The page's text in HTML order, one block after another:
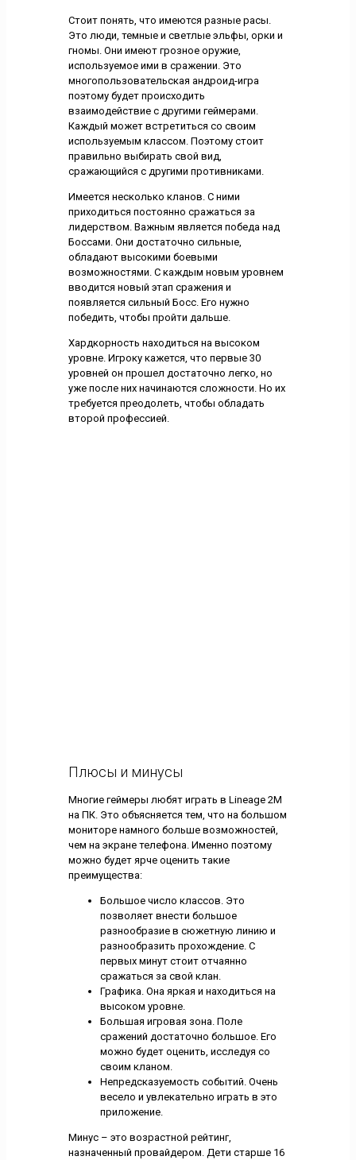
Стоит понять, что имеются разные расы.
Это люди, темные и светлые эльфы, орки и
гномы. Они имеют грозное оружие,
используемое ими в сражении. Это
многопользовательская андроид-игра
поэтому будет происходить
взаимодействие с другими геймерами.
Каждый может встретиться со своим
используемым классом. Поэтому стоит
правильно выбирать свой вид,
сражающийся с другими противниками.
Имеется несколько кланов. С ними
приходиться постоянно сражаться за
лидерством. Важным является победа над
Боссами. Они достаточно сильные,
обладают высокими боевыми
возможностями. С каждым новым уровнем
вводится новый этап сражения и
появляется сильный Босс. Его нужно
победить, чтобы пройти дальше.
Хардкорность находиться на высоком
уровне. Игроку кажется, что первые 30
уровней он прошел достаточно легко, но
уже после них начинаются сложности. Но их
требуется преодолеть, чтобы обладать
второй профессией.
Плюсы и минусы
Многие геймеры любят играть в Lineage 2M
на ПК. Это объясняется тем, что на большом
мониторе намного больше возможностей,
чем на экране телефона. Именно поэтому
можно будет ярче оценить такие
преимущества:
Большое число классов. Это
позволяет внести большое
разнообразие в сюжетную линию и
разнообразить прохождение. С
первых минут стоит отчаянно
сражаться за свой клан.
Графика. Она яркая и находиться на
высоком уровне.
Большая игровая зона. Поле
сражений достаточно большое. Его
можно будет оценить, исследуя со
своим кланом.
Непредсказуемость событий. Очень
весело и увлекательно играть в это
приложение.
Минус – это возрастной рейтинг,
назначенный провайдером. Дети старше 16